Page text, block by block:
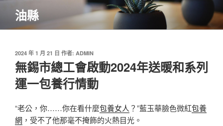
主
油縣
發
佈
於
2024 年 1 月 21 日 作者: ADMIN
無錫市總工會啟動2024年送暖和系列
運一包養行情動
“老公，你……你在看什麼包養女人 ？”藍玉華臉色微紅包養
網 ，受不了他那毫不掩飾的火熱目光。